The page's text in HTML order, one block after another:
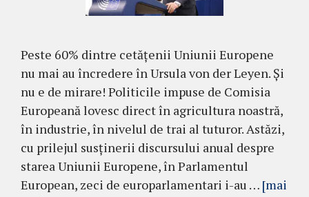
Peste 60% dintre cetățenii Uniunii Europene
nu mai au încredere în Ursula von der Leyen. Și
nu e de mirare! Politicile impuse de Comisia
Europeană lovesc direct în agricultura noastră,
în industrie, în nivelul de trai al tuturor. Astăzi,
cu prilejul susținerii discursului anual despre
starea Uniunii Europene, în Parlamentul
European, zeci de europarlamentari i-au … [mai